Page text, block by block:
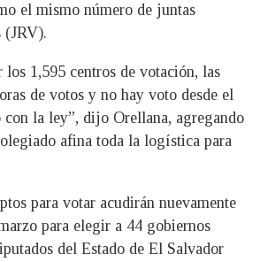
el mismo número de juntas
(JRV).
los 1,595 centros de votación, las
de votos y no hay voto desde el
con la ley”, dijo Orellana, agregando
afina toda la logística para
para votar acudirán nuevamente
para elegir a 44 gobiernos
del Estado de El Salvador